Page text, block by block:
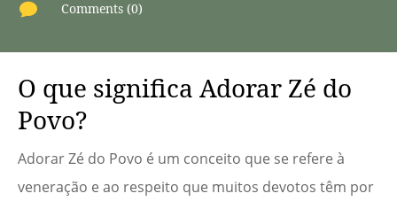
 Comments (0)
O que significa Adorar Zé do
Povo?
Adorar Zé do Povo é um conceito que se refere à
veneração e ao respeito que muitos devotos têm por